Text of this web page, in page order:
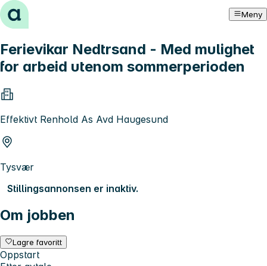
Hopp til innhold Meny
Ferievikar Nedtrsand - Med mulighet
for arbeid utenom sommerperioden
Effektivt Renhold As Avd Haugesund
Tysvær
Stillingsannonsen er inaktiv.
Om jobben
Lagre favoritt
Oppstart